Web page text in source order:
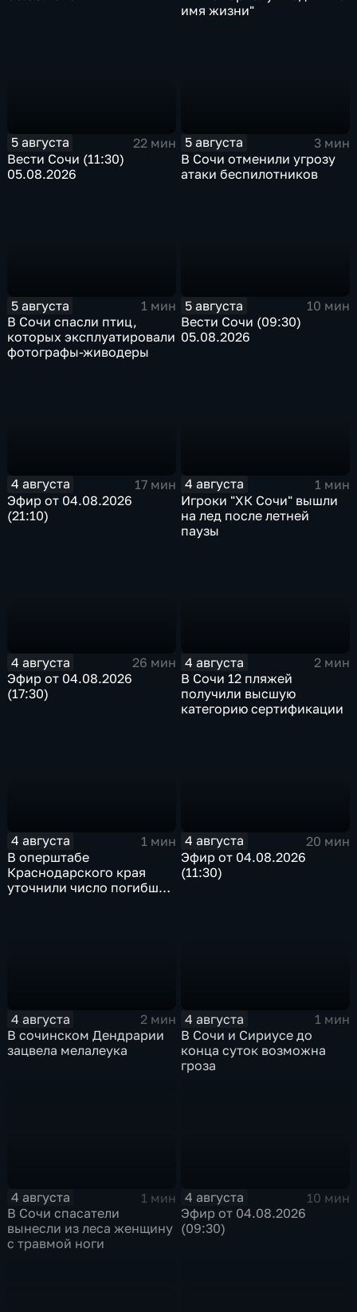
имя жизни"
5 августа
22 мин
Вести Сочи (11:30)
05.08.2026
5 августа
3 мин
В Сочи отменили угрозу
атаки беспилотников
5 августа
1 мин
В Сочи спасли птиц,
которых эксплуатировали
фотографы-живодеры
5 августа
10 мин
Вести Сочи (09:30)
05.08.2026
4 августа
17 мин
Эфир от 04.08.2026
(21:10)
4 августа
1 мин
Игроки "ХК Сочи" вышли
на лед после летней
паузы
4 августа
26 мин
Эфир от 04.08.2026
(17:30)
4 августа
2 мин
В Сочи 12 пляжей
получили высшую
категорию сертификации
4 августа
1 мин
В оперштабе
Краснодарского края
уточнили число погибших
4 августа
20 мин
Эфир от 04.08.2026
(11:30)
4 августа
2 мин
В сочинском Дендрарии
зацвела мелалеука
4 августа
1 мин
В Сочи и Сириусе до
конца суток возможна
гроза
4 августа
1 мин
В Сочи спасатели
вынесли из леса женщину
с травмой ноги
4 августа
10 мин
Эфир от 04.08.2026
(09:30)